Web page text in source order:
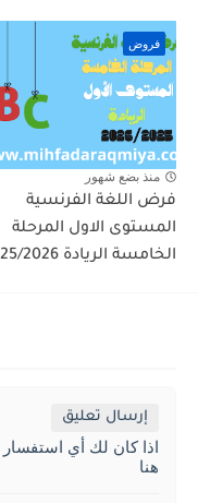
فروض
منذ بضع شهور
فرض اللغة الفرنسية
المستوى الاول المرحلة
الخامسة الريادة 2025/2026
إرسال تعليق
اذا كان لك أي
هنا